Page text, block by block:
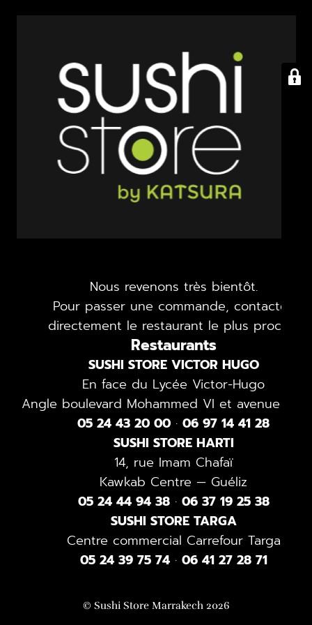
Nous revenons très bientôt.
Pour passer une commande, contactez
directement le restaurant le plus proche.
Restaurants
SUSHI STORE VICTOR HUGO
En face du Lycée Victor-Hugo
Angle boulevard Mohammed VI et avenue 4-
05 24 43 20 00 · 06 97 14 41 28
SUSHI STORE HARTI
14, rue Imam Chafaï
Kawkab Centre — Guéliz
05 24 44 94 38· 06 37 19 25 38
SUSHI STORE TARGA
Centre commercial Carrefour Targa
05 24 39 75 74· 06 41 27 28 71
© Sushi Store Marrakech 2026